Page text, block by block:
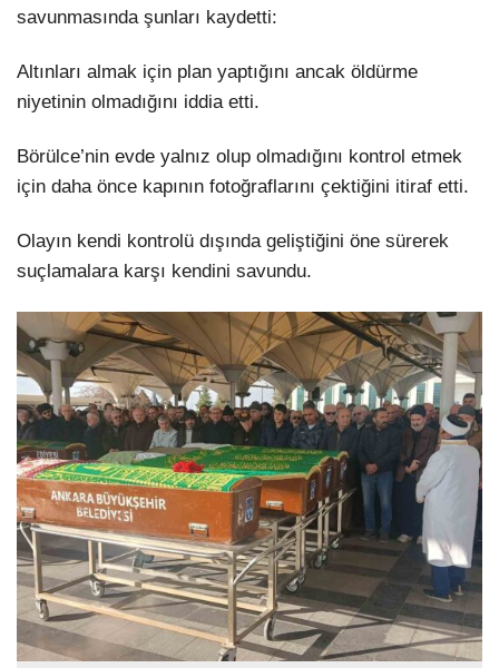
savunmasında şunları kaydetti:
Altınları almak için plan yaptığını ancak öldürme
niyetinin olmadığını iddia etti.
Börülce’nin evde yalnız olup olmadığını kontrol etmek
için daha önce kapının fotoğraflarını çektiğini itiraf etti.
Olayın kendi kontrolü dışında geliştiğini öne sürerek
suçlamalara karşı kendini savundu.